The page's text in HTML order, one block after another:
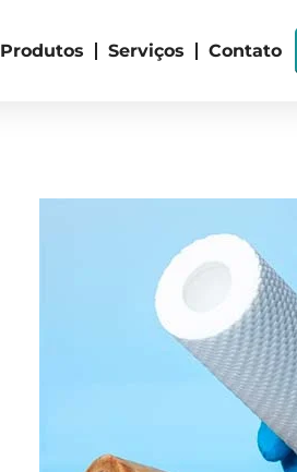
Produtos Serviços Contato